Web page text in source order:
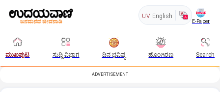
UV English
E-Paper
ಮುಖಪುಟ ಸುದ್ದಿ ವಿಭಾಗ ದಿನ ಭವಿಷ್ಯ ಹೊಂಗಿರಣ Search
ADVERTISEMENT